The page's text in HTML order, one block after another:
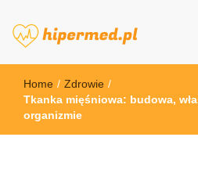
hipermed.pl
Home / Zdrowie /
Tkanka mięśniowa: budowa,
organizmie